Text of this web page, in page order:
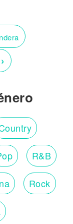
›
R&B
Rock